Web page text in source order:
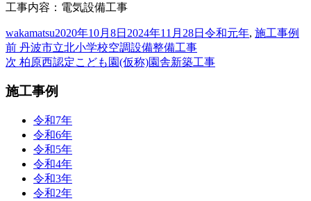
工事内容：電気設備工事
投
稿
者
wakamatsu投
稿
日:
2020年10月8日 2024年11月28日 カ
ゴ
令和元年, 施工事例
投
稿
ナ
前 前
の
稿:
丹波市立北小学校空調設備整備工事
次 次
投
柏原西認定こども園(仮称)園舎新築工事
施工事例
令和7年
令和6年
令和5年
令和4年
令和3年
令和2年